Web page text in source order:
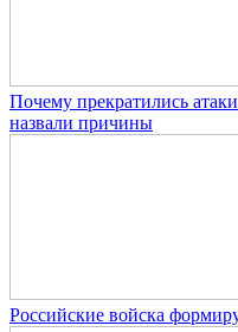
Почему прекратились
назвали причины
Российские войска